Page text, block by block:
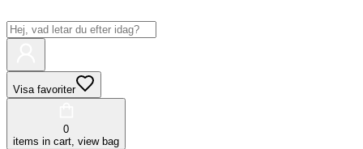
Visa favoriter
0
items in cart, view bag